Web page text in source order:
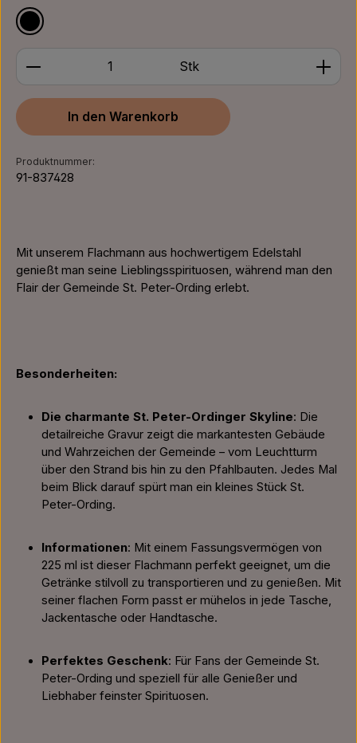
Schwarz
Produkt Anzahl: Gib den gewünschten Wert ein
Stk
In den Warenkorb
Produktnummer:
91-837428
Mit unserem Flachmann aus hochwertigem Edelstahl
genießt man seine Lieblingsspirituosen, während man den
Flair der Gemeinde St. Peter-Ording erlebt.
Besonderheiten:
Die charmante St. Peter-Ordinger Skyline: Die
detailreiche Gravur zeigt die markantesten Gebäude
und Wahrzeichen der Gemeinde – vom Leuchtturm
über den Strand bis hin zu den Pfahlbauten. Jedes Mal
beim Blick darauf spürt man ein kleines Stück St.
Peter-Ording.
Informationen: Mit einem Fassungsvermögen von
225 ml ist dieser Flachmann perfekt geeignet, um die
Getränke stilvoll zu transportieren und zu genießen. Mit
seiner flachen Form passt er mühelos in jede Tasche,
Jackentasche oder Handtasche.
Perfektes Geschenk: Für Fans der Gemeinde St.
Peter-Ording und speziell für alle Genießer und
Liebhaber feinster Spirituosen.